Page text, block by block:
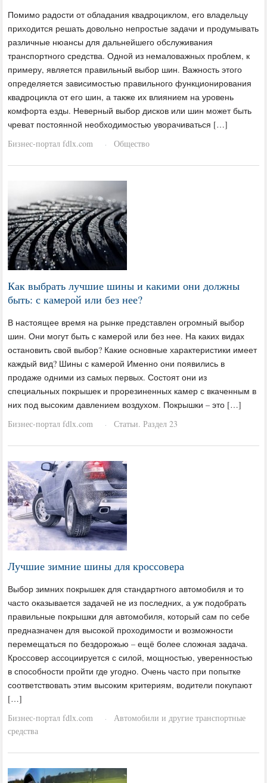
Помимо радости от обладания квадроциклом, его владельцу
приходится решать довольно непростые задачи и продумывать
различные нюансы для дальнейшего обслуживания
транспортного средства. Одной из немаловажных проблем, к
примеру, является правильный выбор шин. Важность этого
определяется зависимостью правильного функционирования
квадроцикла от его шин, а также их влиянием на уровень
комфорта езды. Неверный выбор дисков или шин может быть
чреват постоянной необходимостью уворачиваться […]
Бизнес-портал fdlx.com
· Общество
Как выбрать лучшие шины и какими они должны
быть: с камерой или без нее?
В настоящее время на рынке представлен огромный выбор
шин. Они могут быть с камерой или без нее. На каких видах
остановить свой выбор? Какие основные характеристики имеет
каждый вид? Шины с камерой Именно они появились в
продаже одними из самых первых. Состоят они из
специальных покрышек и прорезиненных камер с вкаченным в
них под высоким давлением воздухом. Покрышки – это […]
Бизнес-портал fdlx.com
· Статьи. Раздел 23
Лучшие зимние шины для кроссовера
Выбор зимних покрышек для стандартного автомобиля и то
часто оказывается задачей не из последних, а уж подобрать
правильные покрышки для автомобиля, который сам по себе
предназначен для высокой проходимости и возможности
перемещаться по бездорожью – ещё более сложная задача.
Кроссовер ассоциируется с силой, мощностью, уверенностью
в способности пройти где угодно. Очень часто при попытке
соответствовать этим высоким критериям, водители покупают
[…]
Бизнес-портал fdlx.com
·
Автомобили и другие транспортные
средства